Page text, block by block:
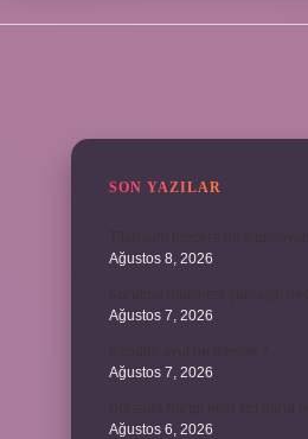
SON YAZILAR
Ağustos 8, 2026
Ağustos 7, 2026
Ağustos 7, 2026
Ağustos 6, 2026